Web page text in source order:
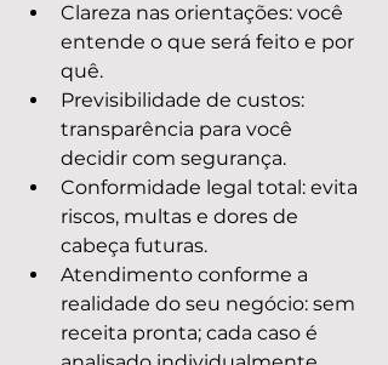
Clareza nas orientações: você
entende o que será feito e por
quê.
Previsibilidade de custos:
transparência para você
decidir com segurança.
Conformidade legal total: evita
riscos, multas e dores de
cabeça futuras.
Atendimento conforme a
realidade do seu negócio: sem
receita pronta; cada caso é